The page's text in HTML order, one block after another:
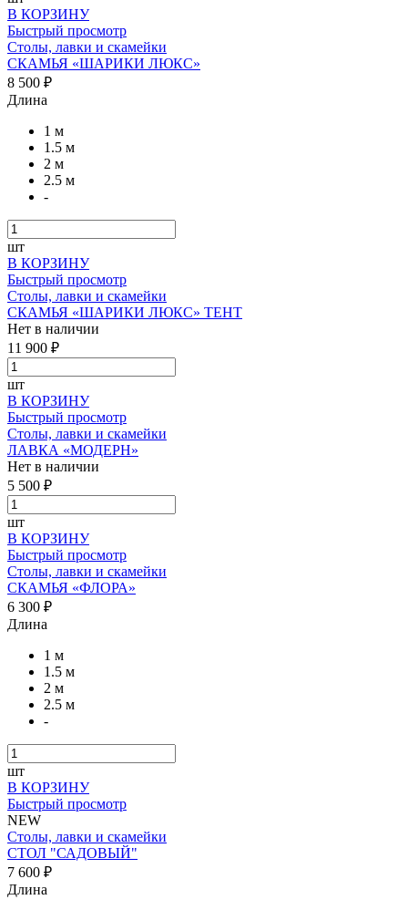
В КОРЗИНУ
Быстрый просмотр
Столы, лавки и скамейки
СКАМЬЯ «ШАРИКИ ЛЮКС»
8 500 ₽
Длина
1 м
1.5 м
2 м
2.5 м
-
шт
В КОРЗИНУ
Быстрый просмотр
Столы, лавки и скамейки
СКАМЬЯ «ШАРИКИ ЛЮКС» ТЕНТ
Нет в наличии
11 900 ₽
шт
В КОРЗИНУ
Быстрый просмотр
Столы, лавки и скамейки
ЛАВКА «МОДЕРН»
Нет в наличии
5 500 ₽
шт
В КОРЗИНУ
Быстрый просмотр
Столы, лавки и скамейки
СКАМЬЯ «ФЛОРА»
6 300 ₽
Длина
1 м
1.5 м
2 м
2.5 м
-
шт
В КОРЗИНУ
Быстрый просмотр
NEW
Столы, лавки и скамейки
СТОЛ "САДОВЫЙ"
7 600 ₽
Длина